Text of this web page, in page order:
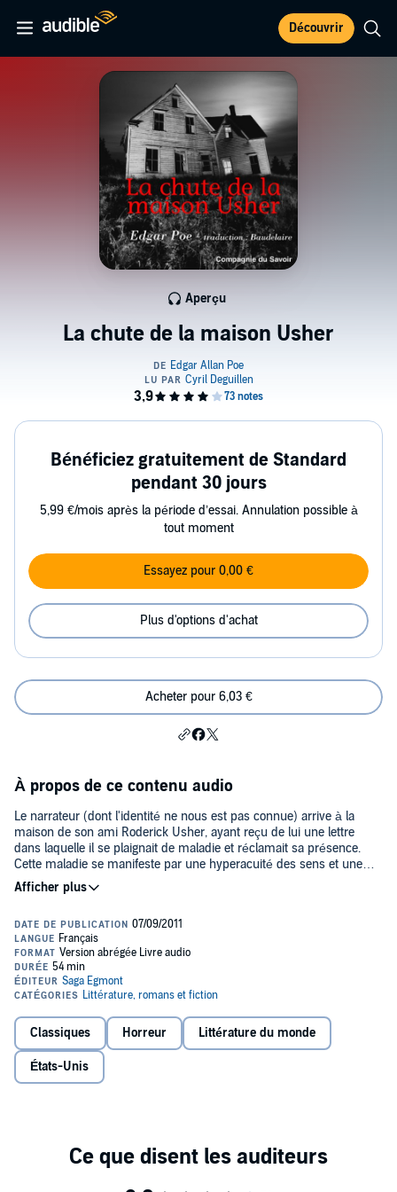
Découvrir
La chute de la maison Usher
Aperçu
Bénéficiez gratuitement de Standard
pendant 30 jours
5,99 €/mois après la période d’essai. Annulation possible à
tout moment
Essayez pour 0,00 €
Plus d'options d'achat
Acheter pour 6,03 €
À propos de ce contenu audio
Le narrateur (dont l'identité ne nous est pas connue) arrive à la
maison de son ami Roderick Usher, ayant reçu de lui une lettre
dans laquelle il se plaignait de maladie et réclamait sa présence.
Cette maladie se manifeste par une hyperacuité des sens et une
grande anxiété. La sœur jumelle de Roderick, Madeline, est elle
aussi malade, tombant dans des états de transes cataleptiques.
à son ami que la maison est dotée de sens, ce qui proviendrait de la
façon dont la maçonnerie est entremêlée à la végétation entourant
le bâtiment. Plus tard, il lui annonce que Madeline est décédée et
qu'il a l'intention de conserver son corps durant 15 jours dans un
caveau en attendant de procéder à l'enterrement définitif. Après
aggravation rapide de l'état de Roderick. Une semaine plus tard
environ, le narrateur reçoit, par une nuit de tempête, la visite de
Roderick qui semble très agité.
La chute de la maison Usher
on ne se lasse pas.L'auteur
Né à Boston en 1809, Edgar Poe, orphelin de comédiens pauvres,
Classiques Horreur Littérature du monde
États-Unis